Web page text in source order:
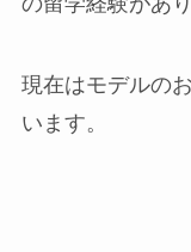
現在はモデルの
います。